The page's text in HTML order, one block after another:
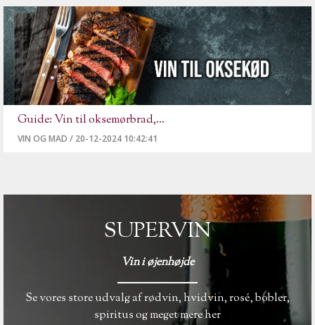
Guide: Vin til oksemørbrad,...
VIN OG MAD / 20-12-2024 10:42:41
SUPERVIN
Vin i øjenhøjde
Se vores store udvalg af rødvin, hvidvin, rosé, bobler,
spiritus og meget mere her